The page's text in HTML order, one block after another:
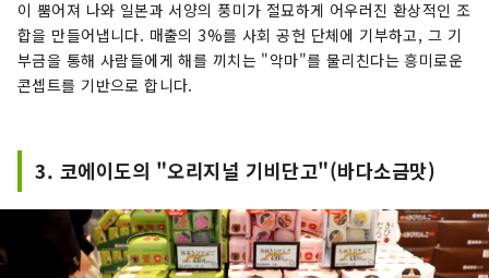
이 뿜어져 나와 일본과 서양의 풍미가 절묘하게 어우러진 환상적인 조
합을 만들어냅니다. 매출의 3%를 사회 공헌 단체에 기부하고, 그 기
부금을 통해 사람들에게 해를 끼치는 "악마"를 물리친다는 흥미로운
콘셉트를 기반으로 합니다.
3. 코에이도의 "오리지널 기비단고"(바다소금맛)